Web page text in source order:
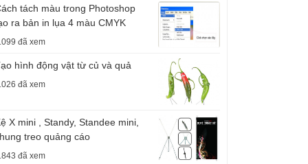
tách màu trong Photoshop
ra bản in lụa 4 màu CMYK
đã xem
hình động vật từ củ và quả
đã xem
X mini , Standy, Standee mini,
treo quảng cáo
đã xem